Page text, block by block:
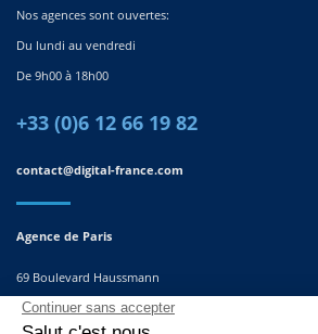
Nos agences sont ouvertes:
Du lundi au vendredi
De 9h00 à 18h00
+33 (0)6 12 66 19 82
contact@digital-france.com
Agence de Paris
69 Boulevard Haussmann
75008, Paris
France